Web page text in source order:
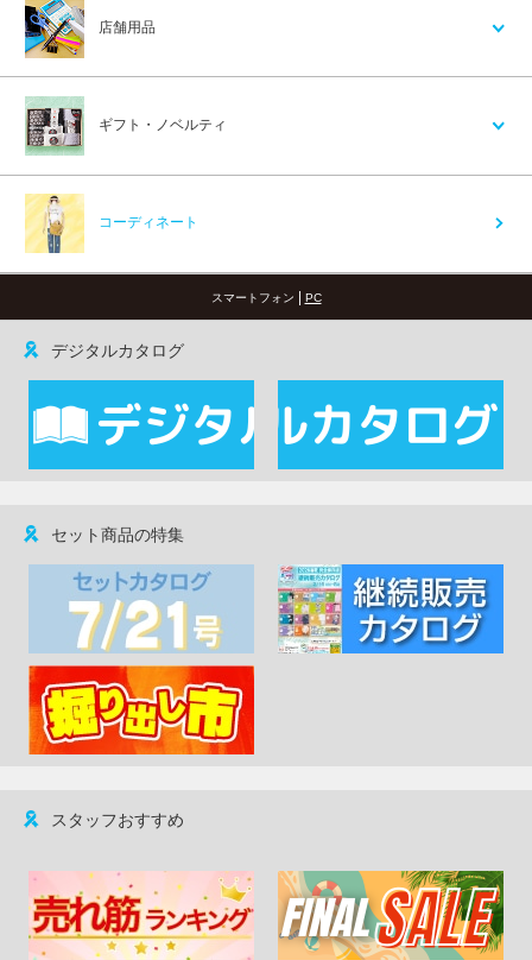
店舗用品
ギフト・ノベルティ
コーディネート
スマートフォン PC
デジタルカタログ
セット商品の特集
スタッフおすすめ